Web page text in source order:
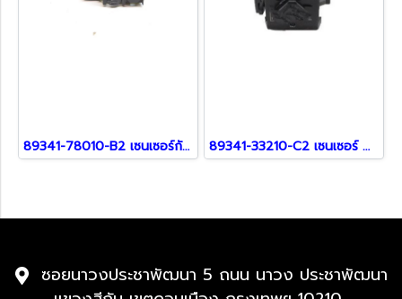
89341-78010-B2 เซนเซอร์กันชน สำหรับรถ Lexus 89341-33210-C2 เซนเซอร์ สำหรับ Lexus
ซอยนาวงประชาพัฒนา 5 ถนน นาวง ประชาพัฒนา